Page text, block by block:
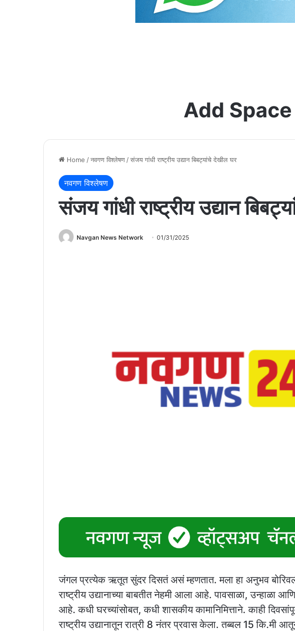
Add Space
Home /नवगण विश्लेषण /संजय गांधी राष्ट्रीय उद्यान बिबट्यांचे देखील घर
नवगण विश्लेषण
संजय गांधी राष्ट्रीय उद्यान
Navgan News Network 01/31/2025
जंगल प्रत्येक ऋतूत सुंदर दिसतं असं म्हणतात. मला हा अनुभव
राष्ट्रीय उद्यानाच्या बाबतीत नेहमी आला आहे. पावसाळा, उन्हाळा
आहे. कधी घरच्यांसोबत, कधी शासकीय कामानिमित्ताने. काही
राष्ट्रीय उद्यानातून रात्री 8 नंतर प्रवास केला. तब्बल 15 कि.मी